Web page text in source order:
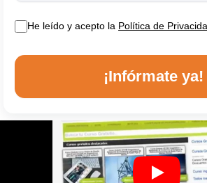
He leído y acepto la Política de
¡Infórmate ya!